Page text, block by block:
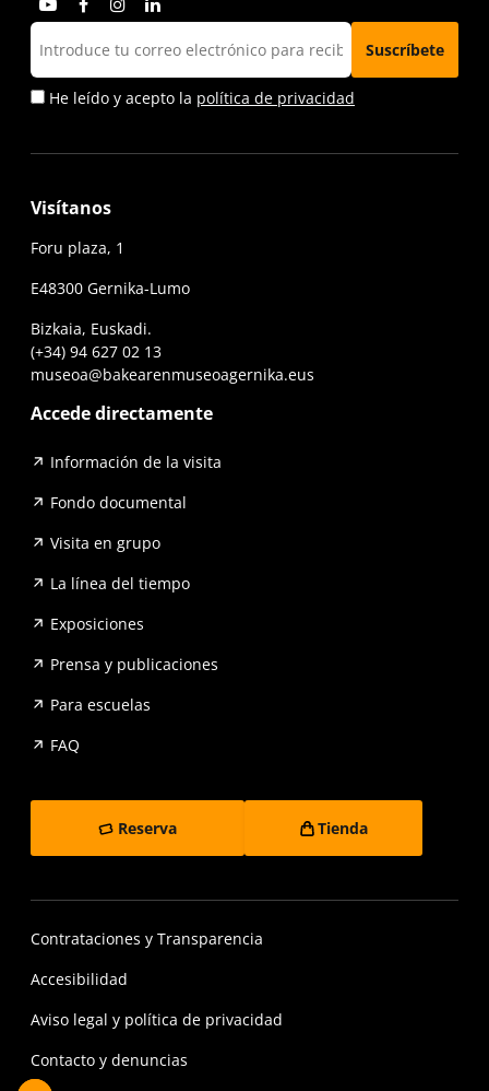
He leído y acepto la política de privacidad
Visítanos
Foru plaza, 1
E48300 Gernika-Lumo
Bizkaia, Euskadi.
(+34) 94 627 02 13
museoa@bakearenmuseoagernika.eus
Accede directamente
Información de la visita
Fondo documental
Visita en grupo
La línea del tiempo
Exposiciones
Prensa y publicaciones
Para escuelas
FAQ
Reserva Tienda
Contrataciones y Transparencia
Accesibilidad
Aviso legal y política de privacidad
Contacto y denuncias